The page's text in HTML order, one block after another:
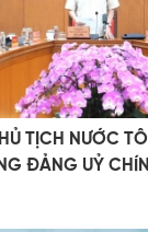
TỊCH NƯỚC
ĐẢNG UỶ